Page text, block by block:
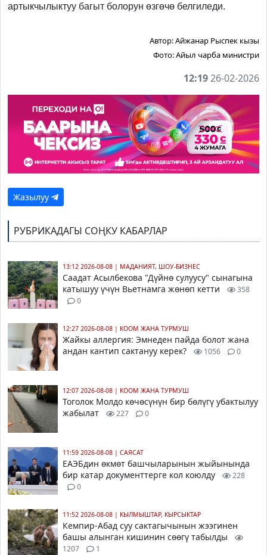
артыкчылыктуу багыт болорун өзгөчө белгиледи.
Автор:Айжанар Рыспек кызы
Фото:Айыл чарба министри
12:1926-02-2026
Жазылуу
РУБРИКАДАГЫ СОҢКУ КАБАРЛАР
13:12 2026-08-08 | МАДАНИЯТ, ШОУ-БИЗНЕС
Саадат Асылбекова "Дүйнө сулуусу" сынагына
катышуу үчүн Вьетнамга жөнөп кетти
358
0
12:27 2026-08-08 | КООМ ЖАНА ТУРМУШ
Жайкы аллергия: Эмнеден пайда болот жана
андан кантип сактануу керек?
1056 0
12:07 2026-08-08 | КООМ ЖАНА ТУРМУШ
Тоголок Молдо көчөсүнүн бир бөлүгү убактылуу
жабылат
227 0
11:59 2026-08-08 | САЯСАТ
ЕАЭБдин өкмөт башчыларынын жыйынында
бир катар документтерге кол коюлду
228
0
11:52 2026-08-08 | КЫЛМЫШТАР, КЫРСЫКТАР
Кемпир-Абад суу сактагычынын жээгинен
башы алынган кишинин сөөгү табылды
1207 1